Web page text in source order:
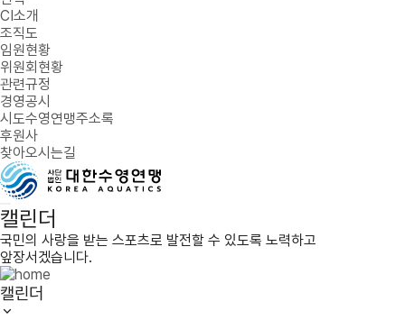
CI소개
조직도
임원현황
위원회현황
관련규정
경영공시
시도수영연맹주소록
후원사
찾아오시는길
캘린더
국민의 사랑을 받는 스포츠로 발전할 수 있도록 노력하고
앞장서겠습니다.
캘린더